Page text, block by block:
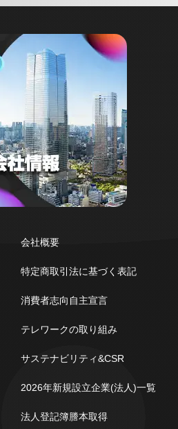
会社概要
特定商取引法に基づく表記
消費者志向自主宣言
テレワークの取り組み
サステナビリティ&CSR
2026年新規設立企業(法人)一覧
法人登記簿謄本取得